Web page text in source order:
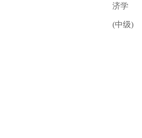
济学
(中级)